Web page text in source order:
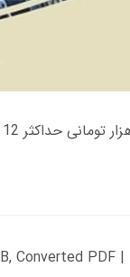
Converted PDF |